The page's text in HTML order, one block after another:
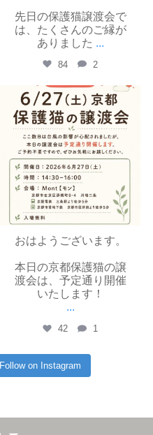
先日の保護猫譲渡会で
は、たくさんのご縁が
ありました ...
84 2
yayoinekokyoto
6月 26
おはようございます。
本日の京都保護猫の譲
渡会は、予定通り開催
いたします！
...
42 1
Follow on Instagram